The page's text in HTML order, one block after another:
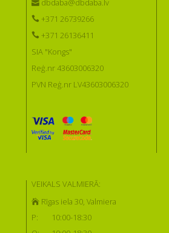
dbdaba@dbdaba.lv
+371 26739266
+371 26136411
SIA "Kongs"
Reģ.nr 43603006320
PVN Reģ.nr LV43603006320
VEIKALS VALMIERĀ:
Rīgas iela 30, Valmiera
P:
10:00-18:30